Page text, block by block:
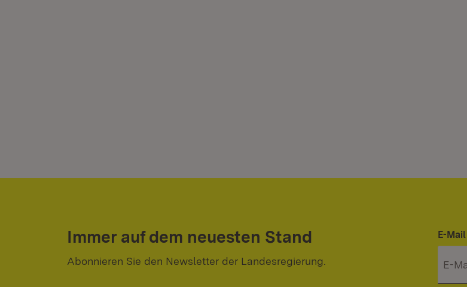
Immer auf dem neuesten Stand
Abonnieren Sie den Newsletter der Landesregierung.
E-